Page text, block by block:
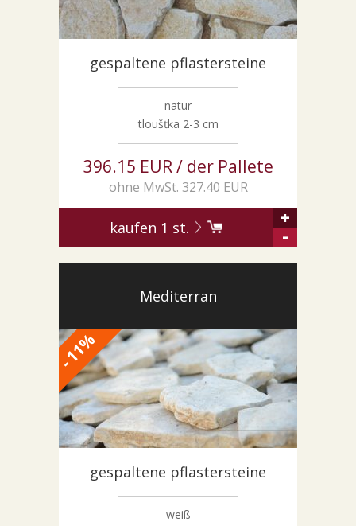
SONDERNABFERTIGUNGEN
ÜBER UNS
AKTUALITÄTENgespaltene pflastersteine
natur
tloušťka 2-3 cm
396.15 EUR / der Pallete
ohne MwSt. 327.40 EUR
kaufen 1 st.
+
-
Mediterran
-
11
%
gespaltene pflastersteine
weiß